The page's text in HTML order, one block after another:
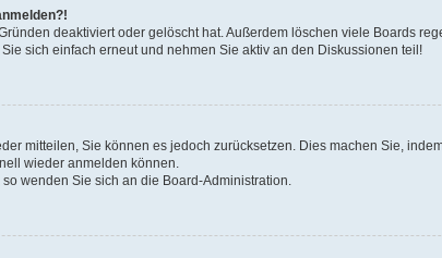
deaktiviert oder gelöscht hat. Außerdem löschen viele Boards
sich einfach erneut und nehmen Sie aktiv an den Diskussionen teil!
mitteilen, Sie können es jedoch zurücksetzen. Dies machen Sie,
wieder anmelden können.
wenden Sie sich an die Board-Administration.